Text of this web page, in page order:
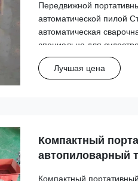
судостроения
Передвижной
автоматической пилой
автоматическая
специально для
надежную работу при
пилой. Послепродажное
Лучшая цена
Компактный
автопиловарный
Компактный